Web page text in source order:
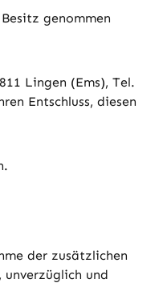
genommen
Lingen (Ems), Tel.
Entschluss, diesen
der zusätzlichen
und